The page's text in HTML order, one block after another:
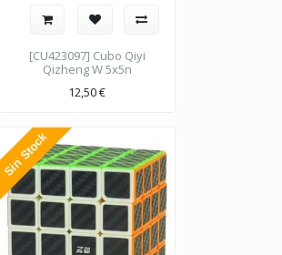
[CU423097] Cubo Qiyi
Qizheng W 5x5n
12,50€
Sin Stock